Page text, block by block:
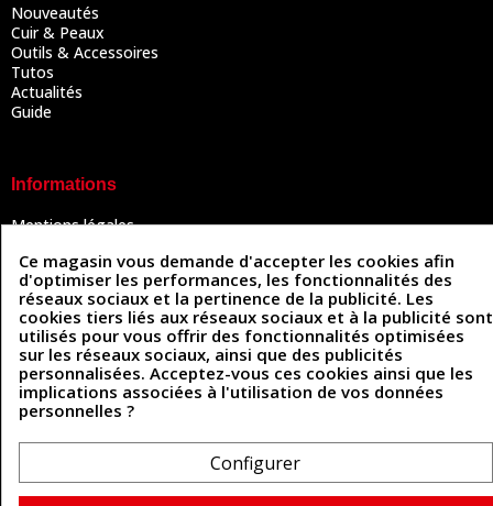
Nouveautés
Cuir & Peaux
Outils & Accessoires
Tutos
Actualités
Guide
Informations
Mentions légales
Politique de confidentialité
Politique des cookies
Contactez-nous
Coordonnées
493 Chemin de Catougnac
contact@cuirenstock.com
Ce magasin vous demande d'accepter les cookies afin
d'optimiser les performances, les fonctionnalités des
réseaux sociaux et la pertinence de la publicité. Les
cookies tiers liés aux réseaux sociaux et à la publicité sont
utilisés pour vous offrir des fonctionnalités optimisées
sur les réseaux sociaux, ainsi que des publicités
personnalisées. Acceptez-vous ces cookies ainsi que les
implications associées à l'utilisation de vos données
personnelles ?
Configurer